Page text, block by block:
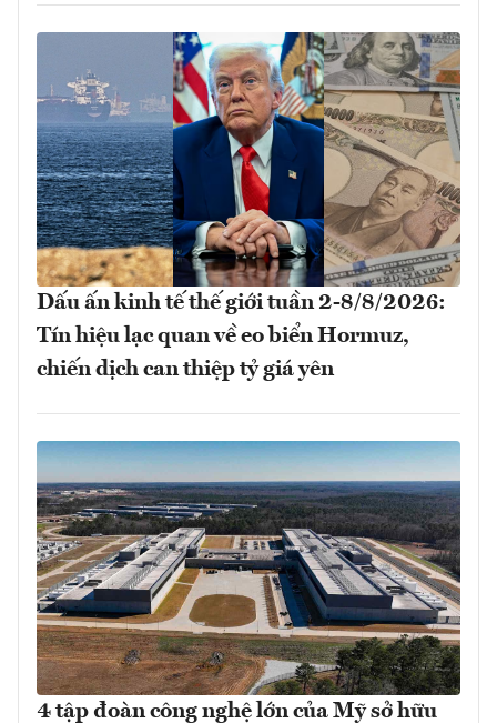
Dấu ấn kinh tế thế giới tuần 2-8/8/2026:
Tín hiệu lạc quan về eo biển Hormuz,
chiến dịch can thiệp tỷ giá yên
4 tập đoàn công nghệ lớn của Mỹ sở hữu